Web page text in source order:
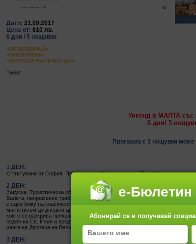
е-Бюлетин
Абонирай се и получавай
Дати: 21.09.2017
Цена от: 810 лв.
6 дни / 5 нощувки
«РЕЗЕРВИРАЙ»
«ПРИНТИРАЙ»
«ИЗПРАТИ НА ПРИЯТЕЛ»
«
Tweet
Уикенд в МАЛТА със
6 дни/ 5
Програма с 3 нощувки може
1 ДЕН:
Отпътуване от София. Пристигане в Малта вечерта. Трансфер от летище
2 ДЕН:
Закуска. Туристическа обиколка на столицата на Малта гр. Валета.
Валета, непременно трябва да бъде видяна от всеки пътешественик,
е едно бижу на класическа Барокова архитектура. Въпреки многото
магнетизъм до днешни дни и е любимо място на туристи от цял свят.
които се разкрива прекрасна гледка към пристанището и целия град.
орден на Св. Йоан и продължава с разходка из центъра на града,
ранга на Двореца на Великия Магистър.
3 ДЕН: